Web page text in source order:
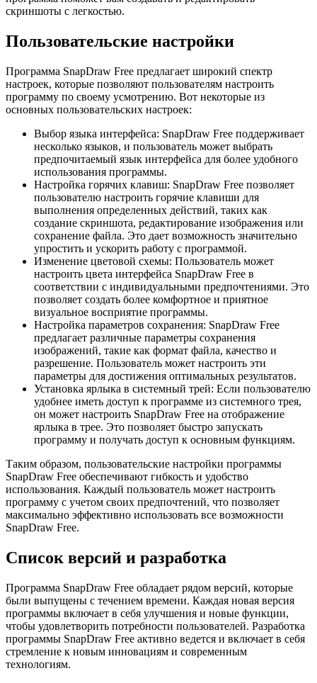
скриншоты с легкостью.
Пользовательские настройки
Программа SnapDraw Free предлагает широкий спектр
настроек, которые позволяют пользователям настроить
программу по своему усмотрению. Вот некоторые из
основных пользовательских настроек:
Выбор языка интерфейса: SnapDraw Free поддерживает
несколько языков, и пользователь может выбрать
предпочитаемый язык интерфейса для более удобного
использования программы.
Настройка горячих клавиш: SnapDraw Free позволяет
пользователю настроить горячие клавиши для
выполнения определенных действий, таких как
создание скриншота, редактирование изображения или
сохранение файла. Это дает возможность значительно
упростить и ускорить работу с программой.
Изменение цветовой схемы: Пользователь может
настроить цвета интерфейса SnapDraw Free в
соответствии с индивидуальными предпочтениями. Это
позволяет создать более комфортное и приятное
визуальное восприятие программы.
Настройка параметров сохранения: SnapDraw Free
предлагает различные параметры сохранения
изображений, такие как формат файла, качество и
разрешение. Пользователь может настроить эти
параметры для достижения оптимальных результатов.
Установка ярлыка в системный трей: Если пользователю
удобнее иметь доступ к программе из системного трея,
он может настроить SnapDraw Free на отображение
ярлыка в трее. Это позволяет быстро запускать
программу и получать доступ к основным функциям.
Таким образом, пользовательские настройки программы
SnapDraw Free обеспечивают гибкость и удобство
использования. Каждый пользователь может настроить
программу с учетом своих предпочтений, что позволяет
максимально эффективно использовать все возможности
SnapDraw Free.
Список версий и разработка
Программа SnapDraw Free обладает рядом версий, которые
были выпущены с течением времени. Каждая новая версия
программы включает в себя улучшения и новые функции,
чтобы удовлетворить потребности пользователей. Разработка
программы SnapDraw Free активно ведется и включает в себя
стремление к новым инновациям и современным
технологиям.